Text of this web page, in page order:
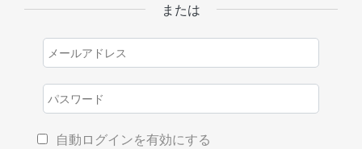
または
自動ログインを有効にする